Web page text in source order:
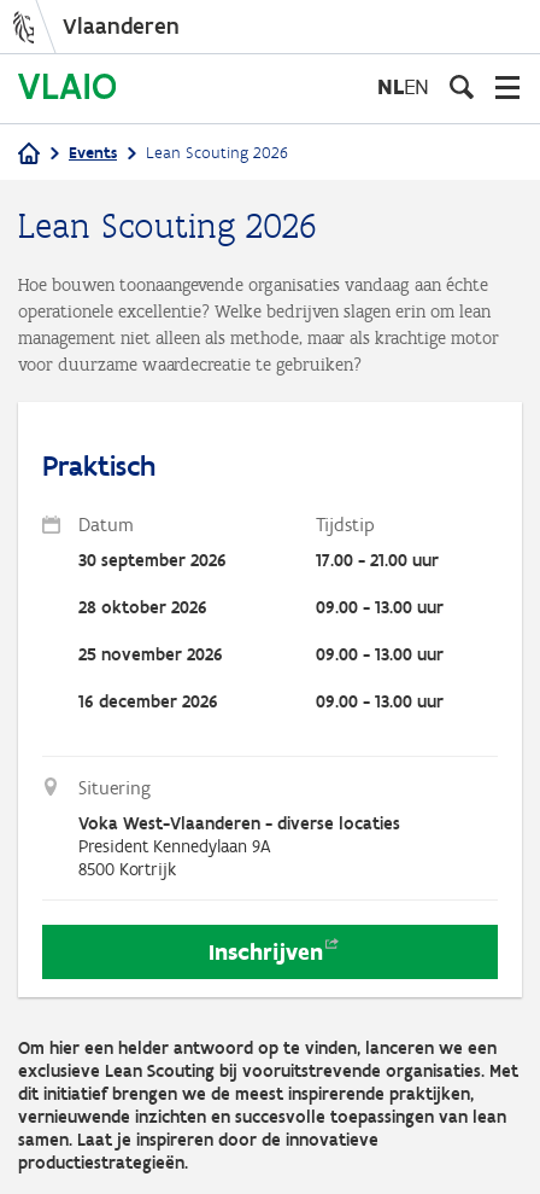
Vlaanderen
NLEN
Events Lean Scouting 2026
Lean Scouting 2026
Hoe bouwen toonaangevende organisaties vandaag aan échte
operationele excellentie? Welke bedrijven slagen erin om lean
management niet alleen als methode, maar als krachtige motor
voor duurzame waardecreatie te gebruiken?
Praktisch
Datum Tijdstip
30 september 2026 17.00 - 21.00 uur
28 oktober 2026 09.00 - 13.00 uur
25 november 2026 09.00 - 13.00 uur
16 december 2026 09.00 - 13.00 uur
Situering
Voka West-Vlaanderen - diverse locaties
President Kennedylaan 9A
8500 Kortrijk
Inschrijven
Om hier een helder antwoord op te vinden, lanceren we een
exclusieve Lean Scouting bij vooruitstrevende organisaties. Met
dit initiatief brengen we de meest inspirerende praktijken,
vernieuwende inzichten en succesvolle toepassingen van lean
samen. Laat je inspireren door de innovatieve
productiestrategieën.